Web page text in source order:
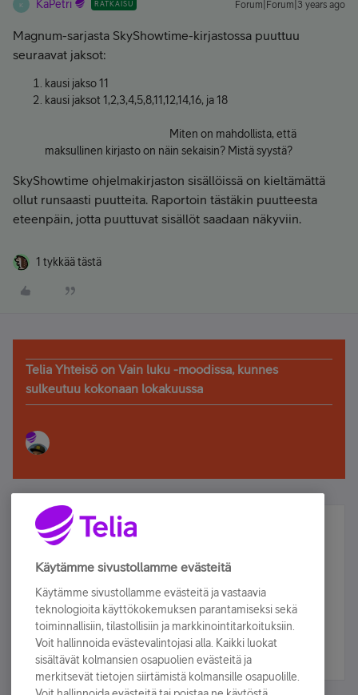
K KaPetri RATKAISU Forum|Forum|3 years ago
Magnum-sarjasta SkyShowtime-kirjastossa puuttuu
seuraavat jaksot:
kausi jakso 11
kausi jaksot 1,2,3,4,5,8,11,12,14,16, ja 18
Miten on mahdollista, että
maksullinen kirjasto on näin sekaisin? Mistä syystä?
SkyShowtime ohjelmakirjaston sisällöissä on kieltämättä
ollut runsaasti puutteita. Raportoin tästäkin puutteesta
eteenpäin, jotta puuttuvat sisällöt saadaan näkyviin.
1 tykkää tästä
Telia Yhteisö on Vain luku -moodissa, kunnes
sulkeutuu kokonaan lokakuussa
Älä jää paitsi – osallistu ja voita!
Tilaa Telian uutiskirje ja olet mukana arvonnassa.
sähköpostiisi.
Tilaa nyt
Käytämme sivustollamme evästeitä
Käytämme sivustollamme evästeitä ja vastaavia
teknologioita käyttökokemuksen parantamiseksi sekä
toiminnallisiin, tilastollisiin ja markkinointitarkoituksiin.
Voit hallinnoida evästevalintojasi alla. Kaikki luokat
sisältävät kolmansien osapuolien evästeitä ja
merkitsevät tietojen siirtämistä kolmansille osapuolille.